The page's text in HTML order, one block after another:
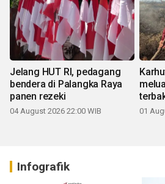
Jelang HUT RI, pedagang
bendera di Palangka Raya
panen rezeki
04 August 2026 22:00 WIB 01
Infografik